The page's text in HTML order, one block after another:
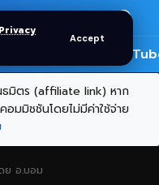
Privacy
Accept
🎬
มิตร (affiliate link) หาก
อมมิชชันโดยไม่มีค่าใช้จ่าย
ย อ.บอม